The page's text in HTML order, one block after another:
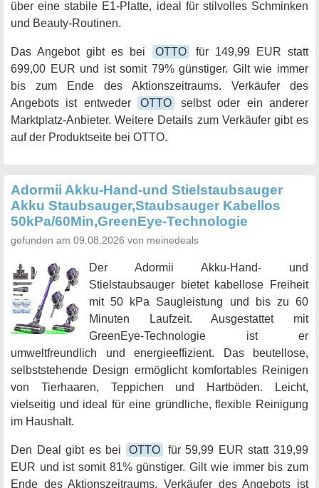
über eine stabile E1-Platte, ideal für stilvolles Schminken
und Beauty-Routinen.
Das Angebot gibt es bei OTTO
für 149,99 EUR statt
699,00 EUR und ist somit 79% günstiger. Gilt wie immer
bis zum Ende des Aktionszeitraums. Verkäufer des
Angebots ist entweder
OTTO
selbst oder ein anderer
Marktplatz-Anbieter. Weitere Details zum Verkäufer gibt es
auf der Produktseite bei OTTO.
Adormii Akku-Hand-und Stielstaubsauger
Akku Staubsauger,Staubsauger Kabellos
50kPa/60Min,GreenEye-Technologie
gefunden am 09.08.2026 von meinedeals
Der Adormii Akku-Hand- und
Stielstaubsauger bietet kabellose Freiheit
mit 50 kPa Saugleistung und bis zu 60
Minuten Laufzeit. Ausgestattet mit
GreenEye-Technologie ist er
umweltfreundlich und energieeffizient. Das beutellose,
selbststehende Design ermöglicht komfortables Reinigen
von Tierhaaren, Teppichen und Hartböden. Leicht,
vielseitig und ideal für eine gründliche, flexible Reinigung
im Haushalt.
Den Deal gibt es bei OTTO
für 59,99 EUR statt 319,99
EUR und ist somit 81% günstiger. Gilt wie immer bis zum
Ende des Aktionszeitraums. Verkäufer des Angebots ist